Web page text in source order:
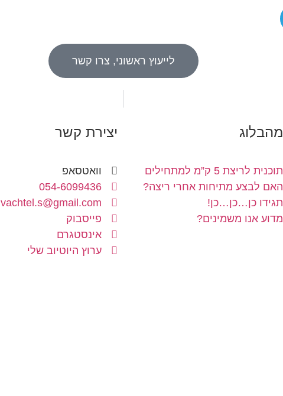
לייעוץ ראשוני, צרו קשר
מהבלוג
תוכנית לריצת 5 ק”מ למתחילים
האם לבצע מתיחות אחרי ריצה?
תגידו כן…כן…כן!
מדוע אנו משמינים?
יצירת קשר
וואטסאפ
054-6099436
vachtel.s@gmail.com
פייסבוק
אינסטגרם
ערוץ היוטיוב שלי